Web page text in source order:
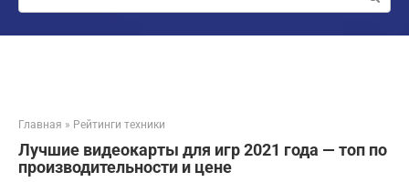
Главная » Рейтинги техники
Лучшие видеокарты для игр 2021 года — топ по
производительности и цене